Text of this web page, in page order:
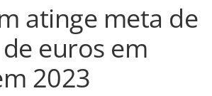
atinge meta de
euros em
2023